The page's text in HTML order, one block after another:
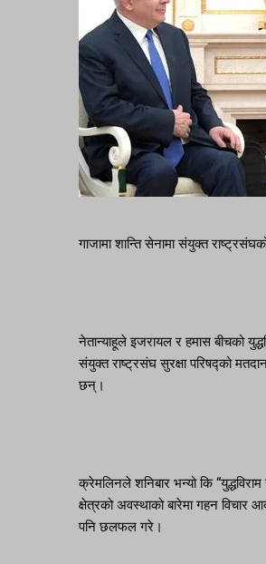
गाजामा शान्ति सेनामा संयुक्त
नेतान्याहूले इजरायल र हमास बीचको
संयुक्त राष्ट्रसंघ सुरक्षा परिषद्को
छन्।
क्रेमलिनले शनिबार भन्यो कि
क्षेत्रको अवस्थाको बारेमा गहन
पनि छलफल गरे।